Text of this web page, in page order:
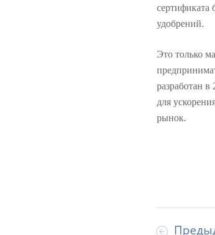
сертификата
удобрений.
Это только
разработан в
для
рынок.